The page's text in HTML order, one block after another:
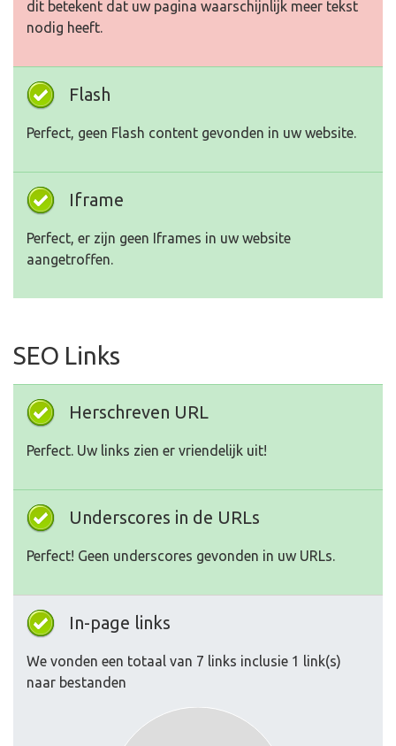
dit betekent dat uw pagina waarschijnlijk meer tekst
nodig heeft.
Flash
Perfect, geen Flash content gevonden in uw website.
Iframe
Perfect, er zijn geen Iframes in uw website
aangetroffen.
SEO Links
Herschreven URL
Perfect. Uw links zien er vriendelijk uit!
Underscores in de URLs
Perfect! Geen underscores gevonden in uw URLs.
In-page links
We vonden een totaal van 7 links inclusie 1 link(s)
naar bestanden